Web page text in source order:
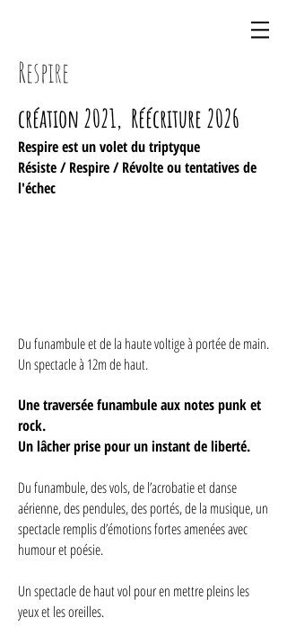
Respire
création 2021, Réécriture 2026
Respire est un volet du triptyque
Résiste / Respire / Révolte ou tentatives de
l'échec
Du funambule et de la haute voltige à portée de main.
Un spectacle à 12m de haut.
Une traversée funambule aux notes punk et
rock.
Un lâcher prise pour un instant de liberté.
Du funambule, des vols, de l’acrobatie et danse
aérienne, des pendules, des portés, de la musique, un
spectacle remplis d’émotions fortes amenées avec
humour et poésie.
Un spectacle de haut vol pour en mettre pleins les
yeux et les oreilles.